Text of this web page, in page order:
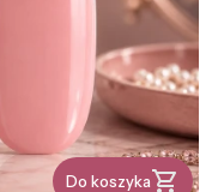
Do koszyka